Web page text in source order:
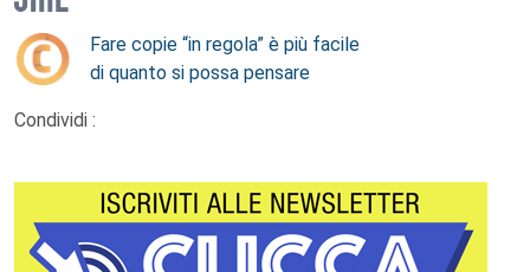
Fare copie “in regola” è più facile
di quanto si possa pensare
Condividi :